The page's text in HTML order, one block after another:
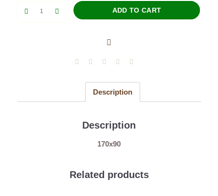
ADD TO CART
Description
Description
170х90
Related products